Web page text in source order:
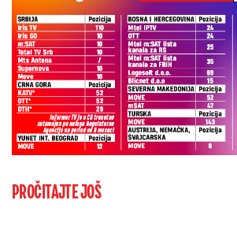
PROČITAJTE JOŠ